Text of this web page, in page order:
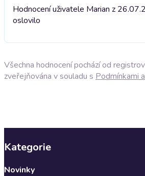
Hodnocení uživatele Marian z
oslovilo
Všechna hodnocení pochází od
zveřejňována v souladu s Podmínkami
Kategorie
Novinky